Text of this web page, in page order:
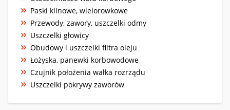
Paski klinowe, wielorowkowe
Przewody, zawory, uszczelki odmy
Uszczelki głowicy
Obudowy i uszczelki filtra oleju
Łożyska, panewki korbowodowe
Czujnik położenia wałka rozrządu
Uszczelki pokrywy zaworów